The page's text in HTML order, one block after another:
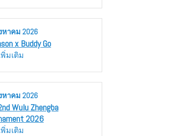
หาคม 2026
x Buddy Go
มเติม
หาคม 2026
Wulu Zhengba
2026
มเติม